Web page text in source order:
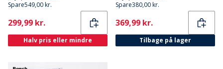
Spare549,00 kr.
Current
299,99 kr.
Halv pris eller mindre
Spare380,00 kr.
Current
369,99 kr.
Tilbage på lager